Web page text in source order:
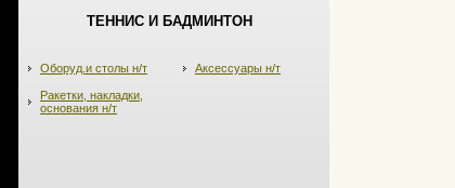
ТЕННИС И БАДМИНТОН
Оборуд.и столы н/т
Ракетки, накладки,
основания н/т
Аксессуары н/т